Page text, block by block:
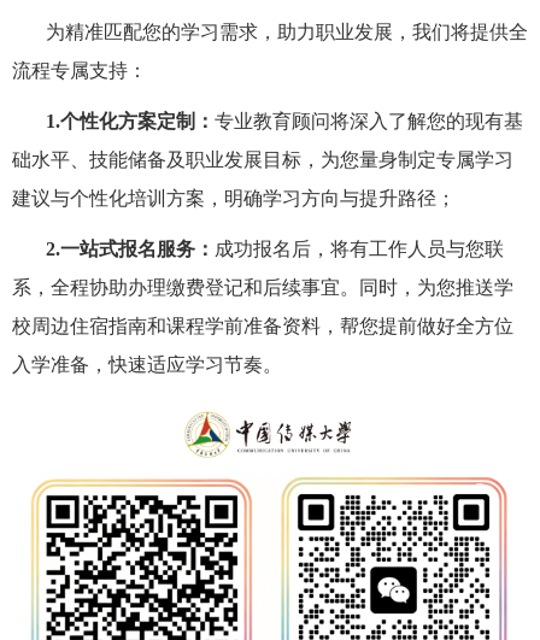
为精准匹配您的学习需求，助力职业发展，我们将提供全
流程专属支持：
1.个性化方案定制： 专业教育顾问将深入了解您的现有基
础水平、技能储备及职业发展目标，为您量身制定专属学习
建议与个性化培训方案，明确学习方向与提升路径；
2.一站式报名服务： 成功报名后，将有工作人员与您联
系，全程协助办理缴费登记和后续事宜。同时，为您推送学
校周边住宿指南和课程学前准备资料，帮您提前做好全方位
入学准备，快速适应学习节奏。